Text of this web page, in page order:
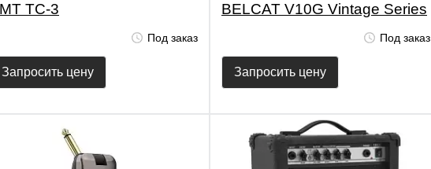
TC-3
Под заказ
Запросить цену
BELCAT V10G Vintage Series
Под заказ
Запросить цену